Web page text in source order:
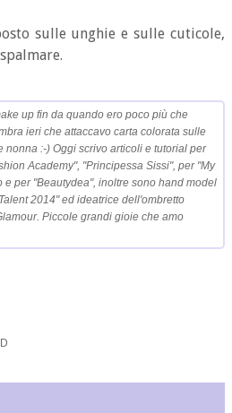
sulle unghie e sulle cuticole,
up fin da quando ero poco più che
ieri che attaccavo carta colorata sulle
:-) Oggi scrivo articoli e tutorial per
Academy", "Principessa Sissi", per "My
per "Beautydea", inoltre sono hand model
2014" ed ideatrice dell'ombretto
Piccole grandi gioie che amo